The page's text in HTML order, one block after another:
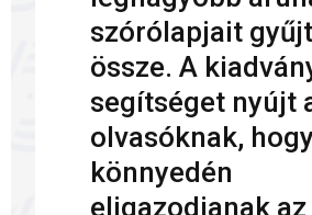
szórólapjait
össze. A
segítséget nyújt
olvasóknak, hogy
könnyedén
eligazodjanak az